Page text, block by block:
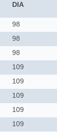
DIA
98
98
98
109
109
109
109
109